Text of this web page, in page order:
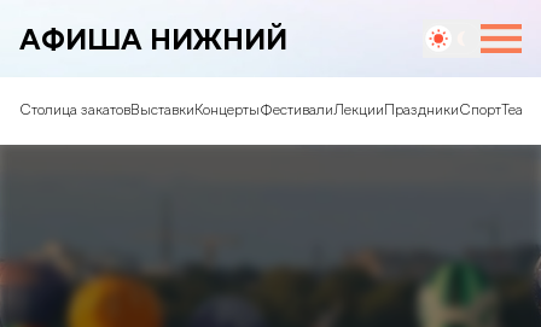
АФИША НИЖНИЙ
Столица закатовВыставкиКонцертыФестивалиЛекции ПраздникиСпорт